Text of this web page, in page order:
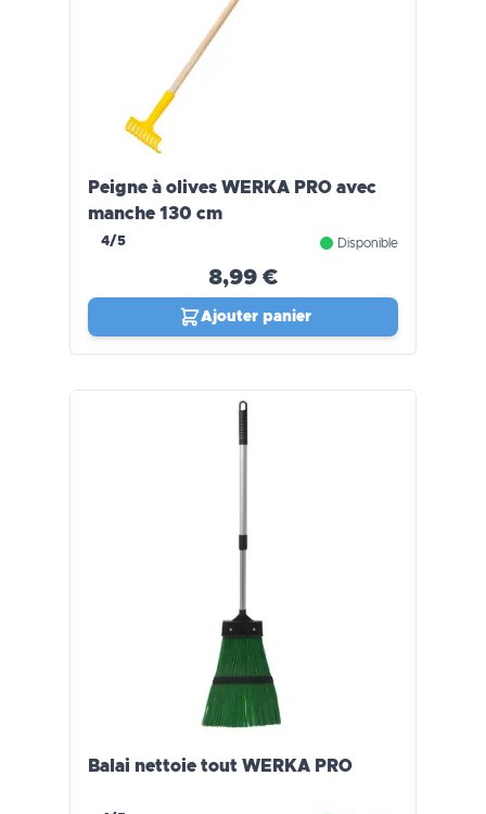
Peigne à olives WERKA PRO avec
manche 130 cm
4/5 Disponible
8,99 €
Ajouter panier
Balai nettoie tout WERKA PRO